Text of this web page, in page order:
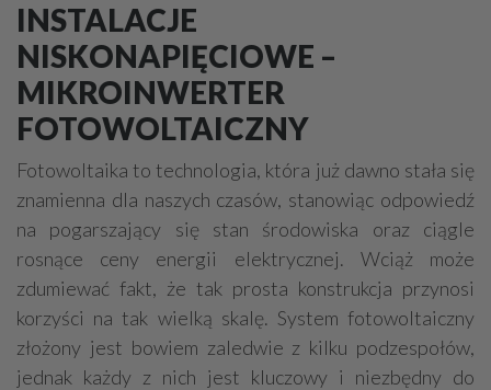
Rekuperacja, pompy ciepła
Wodno-kanalizacyjne usługi
Automatyka domowa
Grzejniki
Hydraulika
Energetyczne instalacje, urządzenia
Materiały hydrauliczne
Przeciwpożarowa ochrona, zabezpieczenia
Elektroinstalatorstwo
Systemy energooszczędne
Systemy nawilżania powietrza
Systemy odwodnień
Elektryczne materiały
Przemysłowe instalacje
Alarmowe systemy, monitoring
Hydrotechnika
INSTALACJE
NISKONAPIĘCIOWE –
MIKROINWERTER
FOTOWOLTAICZNY
Fotowoltaika to technologia, która już dawno stała się
znamienna dla naszych czasów, stanowiąc odpowiedź
na pogarszający się stan środowiska oraz ciągle
rosnące ceny energii elektrycznej. Wciąż może
zdumiewać fakt, że tak prosta konstrukcja przynosi
korzyści na tak wielką skalę. System fotowoltaiczny
złożony jest bowiem zaledwie z kilku podzespołów,
jednak każdy z nich jest kluczowy i niezbędny do